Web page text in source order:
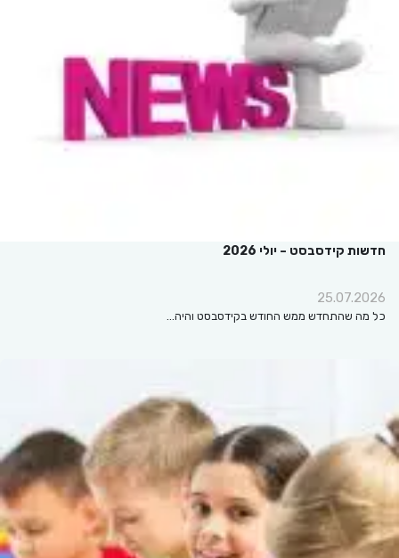
חדשות קידסבסט – יולי 2026
25.07.2026
כל מה שהתחדש ממש החודש בקידסבסט והיה…